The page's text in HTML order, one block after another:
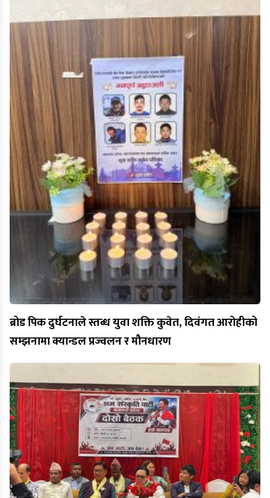
ब्रोड पिक दुर्घटनाले स्तब्ध युवा शक्ति कुवेत, दिवंगत आरोहीको
सम्झनामा क्यान्डल प्रज्वलन र मौनधारण